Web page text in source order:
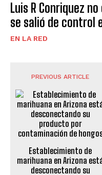
Luis R Conriquez
se salió de control
EN LA RED
PREVIOUS ARTICLE
Establecimiento de
marihuana en Arizona
desconectando su